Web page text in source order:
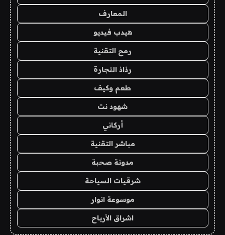
المعارف
هيدب فيديو
رمح التقنية
رذاذ التجارة
طعم وكيف
شهود نت
أركاني
مباشر التقنية
مدونة صحبة
شرقيات السياحة
موسوعة انوار
اشراق الأرباح